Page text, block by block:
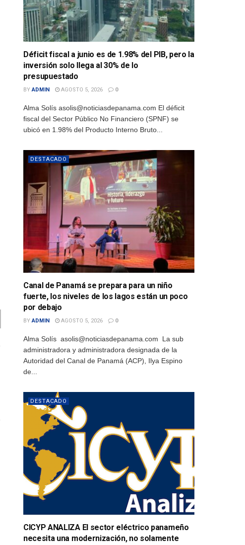
Déficit fiscal a junio es de 1.98% del PIB, pero la
inversión solo llega al 30% de lo
presupuestado
BY ADMIN AGOSTO 5, 2026 0
Alma Solís asolis@noticiasdepanama.com El déficit
fiscal del Sector Público No Financiero (SPNF) se
ubicó en 1.98% del Producto Interno Bruto...
DESTACADO
Canal de Panamá se prepara para un niño
fuerte, los niveles de los lagos están un poco
por debajo
BY ADMIN AGOSTO 5, 2026 0
Alma Solís asolis@noticiasdepanama.com La sub
administradora y administradora designada de la
Autoridad del Canal de Panamá (ACP), Ilya Espino
de...
DESTACADO
CICYP ANALIZA El sector eléctrico panameño
necesita una modernización, no solamente